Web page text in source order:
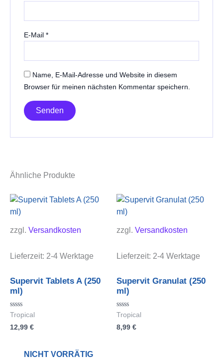
E-Mail *
Name, E-Mail-Adresse und Website in diesem
Browser für meinen nächsten Kommentar speichern.
Ähnliche Produkte
zzgl. Versandkosten
Lieferzeit: 2-4 Werktage
Supervit Tablets A (250
ml)
Bewertet
0
Tropical
12,99 €
zzgl. Versandkosten
Lieferzeit: 2-4 Werktage
Supervit Granulat (250
ml)
Bewertet
0
Tropical
8,99 €
NICHT VORRÄTIG